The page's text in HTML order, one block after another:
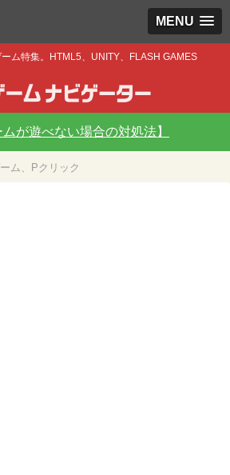
MENU
ム特集。HTML5、UNITY、FLASH GAMES
ムが遊べない場合の対処法】
ム、Pクリック